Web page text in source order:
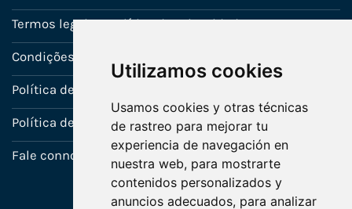
Utilizamos cookies
Usamos cookies y otras técnicas
de rastreo para mejorar tu
experiencia de navegación en
nuestra web, para mostrarte
contenidos personalizados y
anuncios adecuados, para analizar
Termos legais e política de privacidade
Condições de venda
Política de Garantia
Política de utilização de cookies
Fale connosco